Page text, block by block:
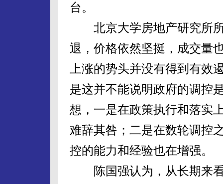
台。
北京大学房地产研究所所
退，价格依然坚挺，成交量
上涨的势头并没有得到有效
是这并不能说明政府的调控
想，一是在政策执行和落实
难辞其咎；二是在数轮调控
控的能力和经验也在增强
陈国强认为，从长期来看